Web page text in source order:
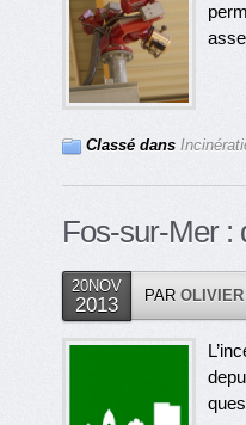
Classé dans
Fos-sur-Mer :
20NOV
2013 PAR OLIVIER